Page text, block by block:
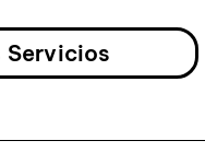
Servicios